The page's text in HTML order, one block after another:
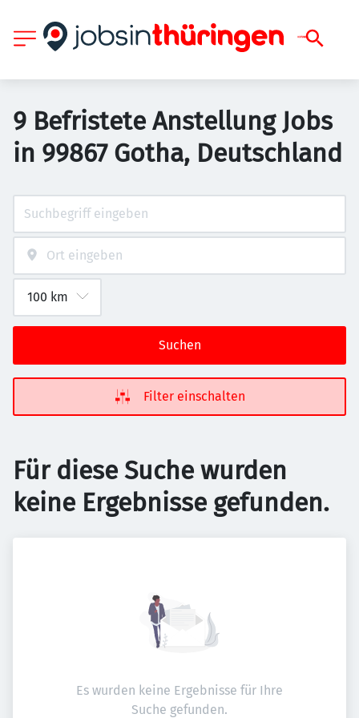
9 Befristete Anstellung Jobs
in 99867 Gotha, Deutschland
Suchen
Filter einschalten
Für diese Suche wurden
keine Ergebnisse gefunden.
Es wurden keine Ergebnisse für Ihre
Suche gefunden.